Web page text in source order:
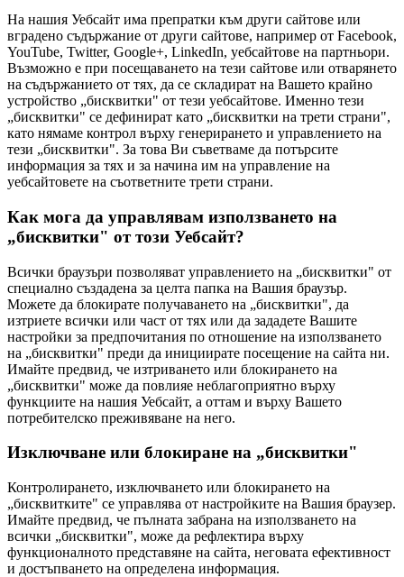
На нашия Уебсайт има препратки към други сайтове или
вградено съдържание от други сайтове, например от Facebook,
YouTube, Twitter, Google+, LinkedIn, уебсайтове на партньори.
Възможно е при посещаването на тези сайтове или отварянето
на съдържанието от тях, да се складират на Вашето крайно
устройство „бисквитки" от тези уебсайтове. Именно тези
„бисквитки" се дефинират като „бисквитки на трети страни",
като нямаме контрол върху генерирането и управлението на
тези „бисквитки". За това Ви съветваме да потърсите
информация за тях и за начина им на управление на
уебсайтовете на съответните трети страни.
Как мога да управлявам използването на
„бисквитки" от този Уебсайт?
Всички браузъри позволяват управлението на „бисквитки" от
специално създадена за целта папка на Вашия браузър.
Можете да блокирате получаването на „бисквитки", да
изтриете всички или част от тях или да зададете Вашите
настройки за предпочитания по отношение на използването
на „бисквитки" преди да инициирате посещение на сайта ни.
Имайте предвид, че изтриването или блокирането на
„бисквитки" може да повлияе неблагоприятно върху
функциите на нашия Уебсайт, а оттам и върху Вашето
потребителско преживяване на него.
Изключване или блокиране на „бисквитки"
Контролирането, изключването или блокирането на
„бисквитките" се управлява от настройките на Вашия браузер.
Имайте предвид, че пълната забрана на използването на
всички „бисквитки", може да рефлектира върху
функционалното представяне на сайта, неговата ефективност
и достъпването на определена информация.